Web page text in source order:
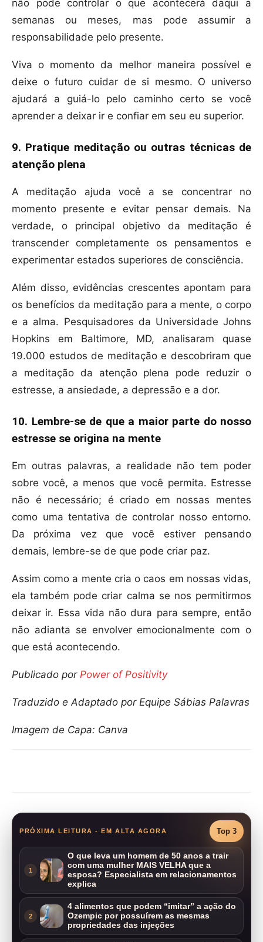
não pode controlar o que acontecerá daqui a
semanas ou meses, mas pode assumir a
responsabilidade pelo presente.
Viva o momento da melhor maneira possível e
deixe o futuro cuidar de si mesmo. O universo
ajudará a guiá-lo pelo caminho certo se você
aprender a deixar ir e confiar em seu eu superior.
9. Pratique meditação ou outras técnicas de
atenção plena
A meditação ajuda você a se concentrar no
momento presente e evitar pensar demais. Na
verdade, o principal objetivo da meditação é
transcender completamente os pensamentos e
experimentar estados superiores de consciência.
Além disso, evidências crescentes apontam para
os benefícios da meditação para a mente, o corpo
e a alma. Pesquisadores da Universidade Johns
Hopkins em Baltimore, MD, analisaram quase
19.000 estudos de meditação e descobriram que
a meditação da atenção plena pode reduzir o
estresse, a ansiedade, a depressão e a dor.
10. Lembre-se de que a maior parte do nosso
estresse se origina na mente
Em outras palavras, a realidade não tem poder
sobre você, a menos que você permita. Estresse
não é necessário; é criado em nossas mentes
como uma tentativa de controlar nosso entorno.
Da próxima vez que você estiver pensando
demais, lembre-se de que pode criar paz.
Assim como a mente cria o caos em nossas vidas,
ela também pode criar calma se nos permitirmos
deixar ir. Essa vida não dura para sempre, então
não adianta se envolver emocionalmente com o
que está acontecendo.
Publicado por Power of Positivity
Traduzido e Adaptado por Equipe Sábias Palavras
Imagem de Capa: Canva
PRÓXIMA LEITURA - EM ALTA AGORA Top 3
1
O que leva um homem de 50 anos a trair
com uma mulher MAIS VELHA que a
esposa? Especialista em relacionamentos
explica
2
4 alimentos que podem “imitar” a ação do
Ozempic por possuírem as mesmas
propriedades das injeções